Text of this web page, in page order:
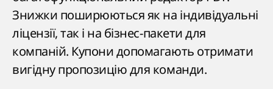
Знижки поширюються як на індивідуальні
ліцензії, так і на бізнес-пакети для
компаній. Купони допомагають отримати
вигідну пропозицію для команди.